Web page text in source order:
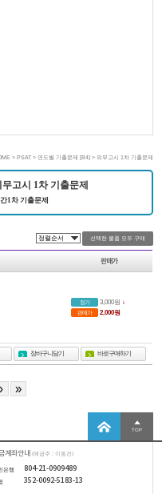
> PSAT > 연도별 기출문제 [B4] > 외무고시 1차 기출문제
무고시 1차 기출문제
1차 기출문제
판매가
정가 3,000원 ↓
판매가
2,000원
장바구니담기 바로구매하기
› »
TOP
계좌안내 (예금주 : 이동건)
은행 804-21-0909489
352-0092-5183-13